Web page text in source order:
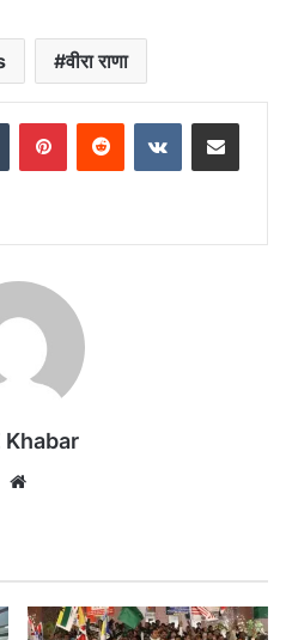
वीरा राणा
Tumblr PinterestReddit VKontakteShare via Email
Khabar